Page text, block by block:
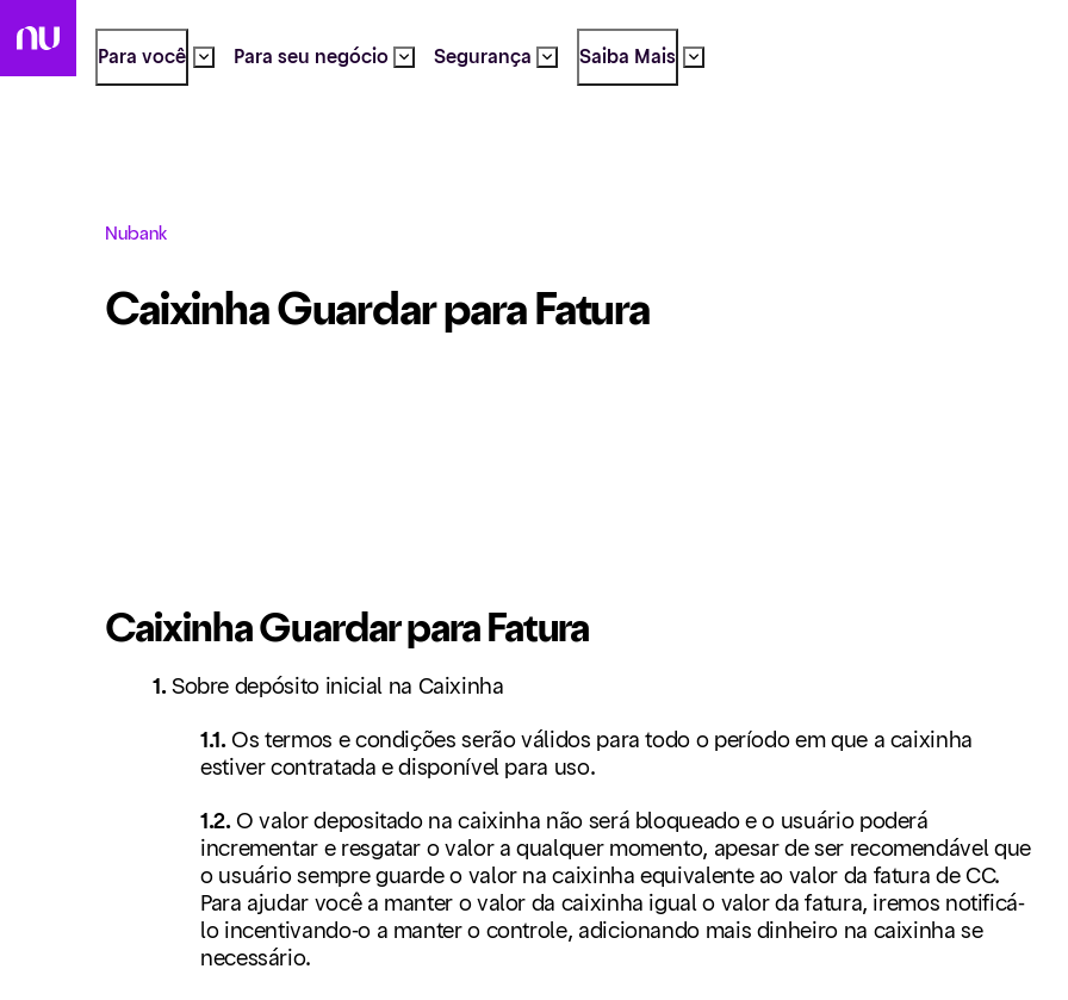
Para você Para seu negócio Segurança Saiba Mais
Nubank
Caixinha Guardar para Fatura
Caixinha Guardar para Fatura
1. Sobre depósito inicial na Caixinha
1.1.Os termos e condições serão válidos para todo o período em que a caixinha
estiver contratada e disponível para uso.
1.2.O valor depositado na caixinha não será bloqueado e o usuário poderá
incrementar e resgatar o valor a qualquer momento, apesar de ser recomendável que
o usuário sempre guarde o valor na caixinha equivalente ao valor da fatura de CC.
Para ajudar você a manter o valor da caixinha igual o valor da fatura, iremos notificá-
lo incentivando-o a manter o controle, adicionando mais dinheiro na caixinha se
necessário.